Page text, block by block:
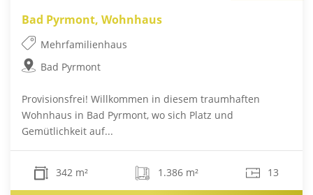
Bad Pyrmont, Wohnhaus
Mehrfamilienhaus
Bad Pyrmont
Provisionsfrei! Willkommen in diesem traumhaften
Wohnhaus in Bad Pyrmont, wo sich Platz und
Gemütlichkeit auf...
342 m² 1.386 m² 13